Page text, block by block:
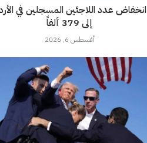
انخفاض عدد اللاجئين المسجلين في
إلى 379 ألفاً
أغسطس 6, 2026